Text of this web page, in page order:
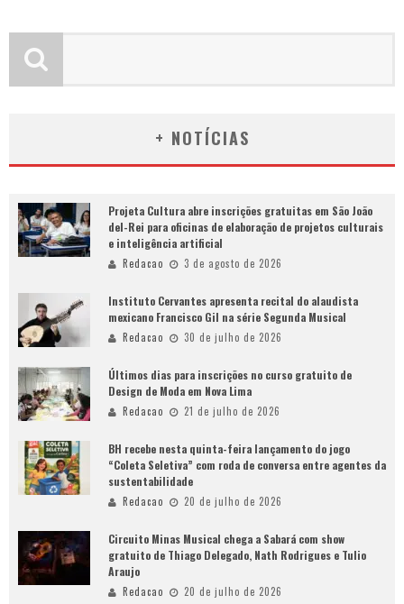
+ NOTÍCIAS
Projeta Cultura abre inscrições gratuitas em São João
del-Rei para oficinas de elaboração de projetos culturais
e inteligência artificial
Redacao 3 de agosto de 2026
Instituto Cervantes apresenta recital do alaudista
mexicano Francisco Gil na série Segunda Musical
Redacao 30 de julho de 2026
Últimos dias para inscrições no curso gratuito de
Design de Moda em Nova Lima
Redacao 21 de julho de 2026
BH recebe nesta quinta-feira lançamento do jogo
“Coleta Seletiva” com roda de conversa entre agentes da
sustentabilidade
Redacao 20 de julho de 2026
Circuito Minas Musical chega a Sabará com show
gratuito de Thiago Delegado, Nath Rodrigues e Tulio
Araujo
Redacao 20 de julho de 2026